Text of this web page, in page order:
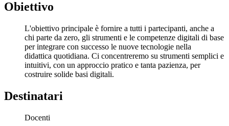
Obiettivo
L'obiettivo principale è fornire a tutti i partecipanti, anche a
chi parte da zero, gli strumenti e le competenze digitali di base
per integrare con successo le nuove tecnologie nella
didattica quotidiana. Ci concentreremo su strumenti semplici e
intuitivi, con un approccio pratico e tanta pazienza, per
costruire solide basi digitali.
Destinatari
Docenti